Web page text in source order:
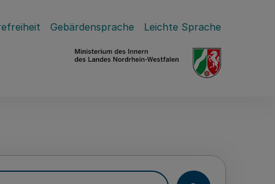
Gebärdensprache Leichte Sprache